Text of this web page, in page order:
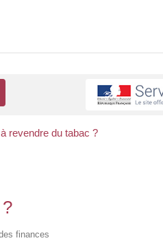
revendre du tabac ?
finances